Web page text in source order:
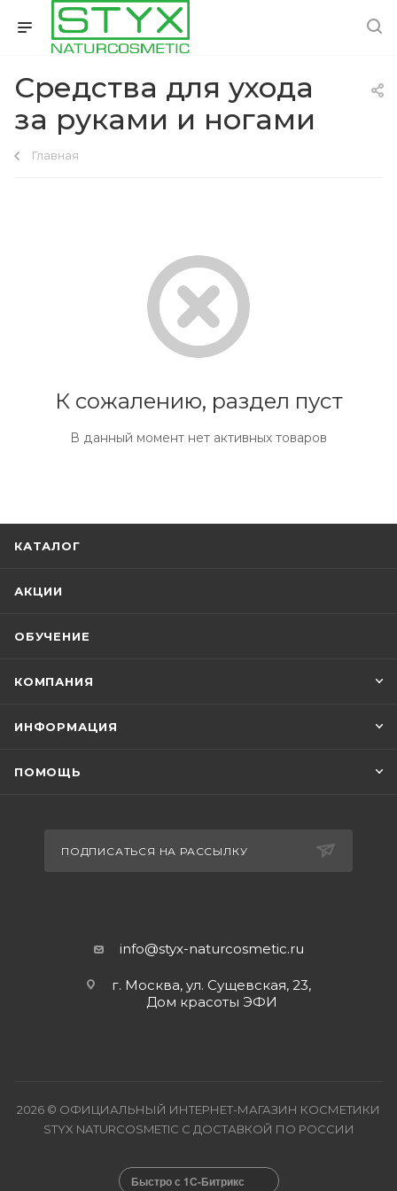
Средства для ухода
за руками и ногами
Главная
К сожалению, раздел пуст
В данный момент нет активных товаров
КАТАЛОГ
АКЦИИ
ОБУЧЕНИЕ
КОМПАНИЯ
ИНФОРМАЦИЯ
ПОМОЩЬ
ПОДПИСАТЬСЯ НА РАССЫЛКУ
info@styx-naturcosmetic.ru
г. Москва, ул. Сущевская, 23,
Дом красоты ЭФИ
2026 © ОФИЦИАЛЬНЫЙ ИНТЕРНЕТ-МАГАЗИН КОСМЕТИКИ
STYX NATURCOSMETIC С ДОСТАВКОЙ ПО РОССИИ
Быстро с 1С-Битрикс